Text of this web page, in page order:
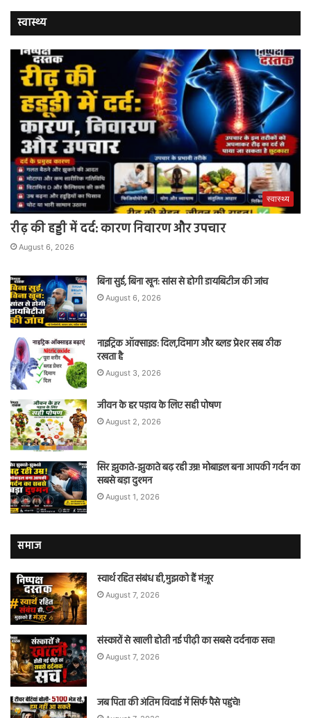
स्वास्थ्य
स्वास्थ्य
रीढ़ की हड्डी में दर्द: कारण निवारण और उपचार
August 6, 2026
बिना सुई, बिना खून: सांस से होगी डायबिटीज की जांच
August 6, 2026
नाइट्रिक ऑक्साइड: दिल,दिमाग और ब्लड प्रेशर सब ठीक
रखता है
August 3, 2026
जीवन के हर पड़ाव के लिए सही पोषण
August 2, 2026
सिर झुकाते-झुकाते बढ़ रही उम्र! मोबाइल बना आपकी गर्दन का
सबसे बड़ा दुश्मन
August 1, 2026
समाज
स्वार्थ रहित संबंध ही,मुझको हैं मंज़ूर
August 7, 2026
संस्कारों से खाली होती नई पीढ़ी का सबसे दर्दनाक सच!
August 7, 2026
जब पिता की अंतिम विदाई में सिर्फ पैसे पहुंचे!